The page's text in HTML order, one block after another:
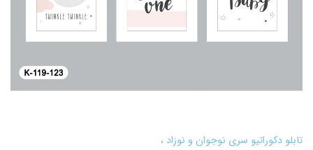
تابلو دکوراتیو سری نوجوان و نوزاد